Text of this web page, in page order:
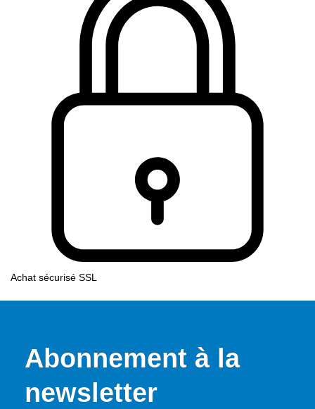
Achat sécurisé SSL
Abonnement à la
newsletter